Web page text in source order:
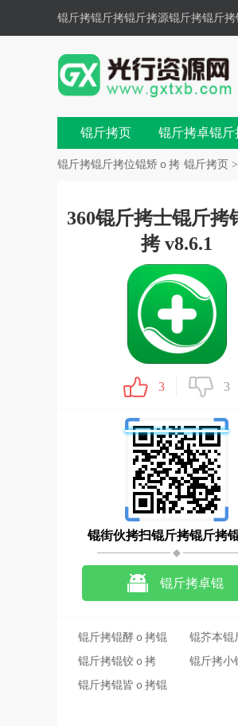
锟斤拷锟斤拷锟斤拷源锟斤拷锟斤
色锟斤拷锟斤拷,锟斤拷锟斤拷锟斤
斤拷兀锟�
锟斤拷页 锟斤拷卓锟斤
戏
锟斤拷锟斤拷位锟矫ｏ拷 锟斤拷页 >
360锟斤拷士锟斤拷
拷 v8.6.1
3 3
锟街伙拷扫锟斤拷锟斤拷
锟斤拷卓锟
锟斤拷锟酵ｏ拷锟
斤拷全锟斤拷锟斤
拷
锟芥本锟
锟斤拷锟铰ｏ拷
2020-05-21
锟斤拷小
锟斤拷锟皆ｏ拷锟